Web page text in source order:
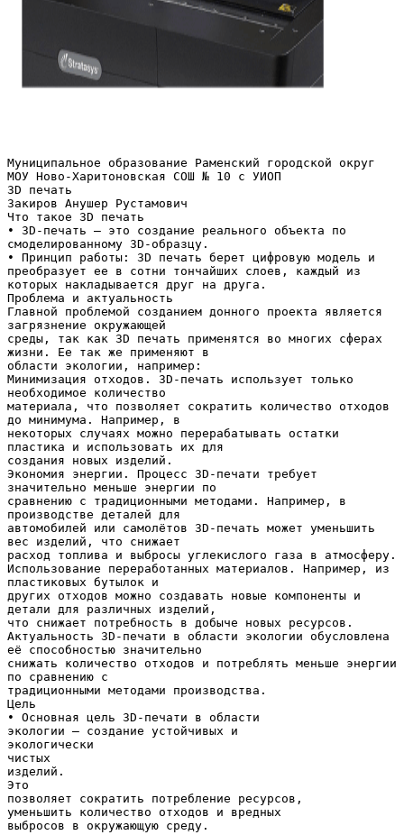
Муниципальное образование Раменский городской округ
МОУ Ново-Харитоновская СОШ № 10 с УИОП
3D печать
Закиров Анушер Рустамович
Что такое 3D печать
• 3D-печать — это создание реального объекта по
смоделированному 3D-образцу.
• Принцип работы: 3D печать берет цифровую модель и
преобразует ее в сотни тончайших слоев, каждый из
которых накладывается друг на друга.
Проблема и актуальность
Главной проблемой созданием донного проекта является
загрязнение окружающей
среды, так как 3D печать применятся во многих сферах
жизни. Ее так же применяют в
области экологии, например:
Минимизация отходов. 3D-печать использует только
необходимое количество
материала, что позволяет сократить количество отходов
до минимума. Например, в
некоторых случаях можно перерабатывать остатки
пластика и использовать их для
создания новых изделий.
Экономия энергии. Процесс 3D-печати требует
значительно меньше энергии по
сравнению с традиционными методами. Например, в
производстве деталей для
автомобилей или самолётов 3D-печать может уменьшить
вес изделий, что снижает
расход топлива и выбросы углекислого газа в атмосферу.
Использование переработанных материалов. Например, из
пластиковых бутылок и
других отходов можно создавать новые компоненты и
детали для различных изделий,
что снижает потребность в добыче новых ресурсов.
Актуальность 3D-печати в области экологии обусловлена
её способностью значительно
снижать количество отходов и потреблять меньше энергии
по сравнению с
традиционными методами производства.
Цель
• Основная цель 3D-печати в области
экологии — создание устойчивых и
экологически
чистых
изделий.
Это
позволяет сократить потребление ресурсов,
уменьшить количество отходов и вредных
выбросов в окружающую среду.